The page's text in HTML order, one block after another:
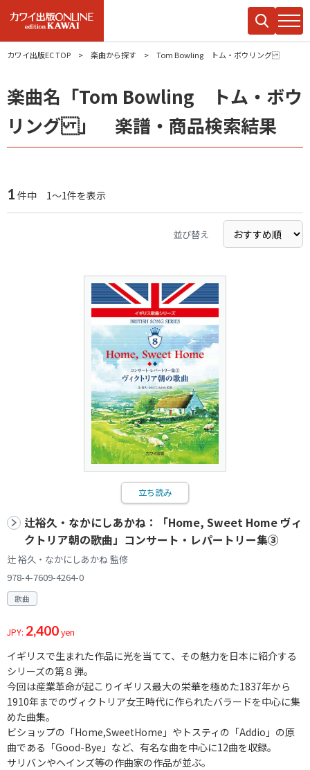
カワイ出版EC TOP 楽曲から探す Tom Bowling トム・ボウリング
楽曲名「Tom Bowling トム・ボウ
リング 」 楽譜・商品検索結果
1 件中 1～1件を表示
並び替え
立ち読み
辻裕久・なかにしあかね：「Home, Sweet Home ヴィ
クトリア朝の歌曲」コンサート・レパートリー集③
辻 裕久・なかにしあかね 監修
978-4-7609-4264-0
歌曲
JPY: 2,400yen
イギリスで生まれた作品に光を当てて、その魅力を日本に紹介する
シリーズの第８弾。
今回は産業革命が起こりイギリス最大の栄華を極めた1837年から
1910年までのヴィクトリア女王時代に作られたバラードを中心に集
めた曲集。
ビショップの「Home,SweetHome」やトスティの「Addio」の原
曲である「Good-Bye」など、有名な曲を中心に12曲を収録。
サリバンやヘインズ等の作曲家の作品が並ぶ。